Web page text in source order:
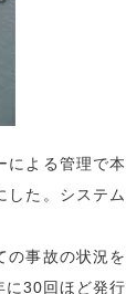
による管理で本
した。システム
の事故の状況を
に30回ほど発行